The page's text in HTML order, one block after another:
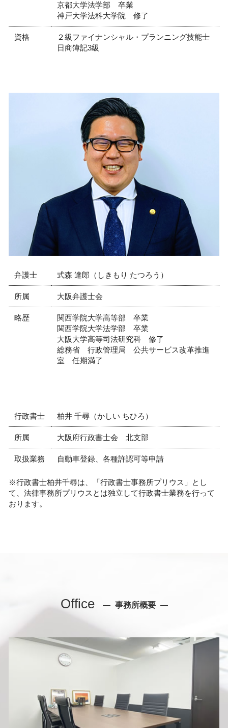
京都大学法学部 卒業
神戸大学法科大学院 修了
資格
２級ファイナンシャル・プランニング技能士
日商簿記3級
弁護士 式森 達郎（しきもり たつろう）
所属 大阪弁護士会
略歴
関西学院大学高等部 卒業
関西学院大学法学部 卒業
大阪大学高等司法研究科 修了
総務省 行政管理局 公共サービス改革推進
室 任期満了
行政書士 柏井 千尋（かしい ちひろ）
所属 大阪府行政書士会 北支部
取扱業務 自動車登録、各種許認可等申請
※行政書士柏井千尋は、「行政書士事務所プリウス」とし
て、法律事務所プリウスとは独立して行政書士業務を行って
おります。
Office 事務所概要